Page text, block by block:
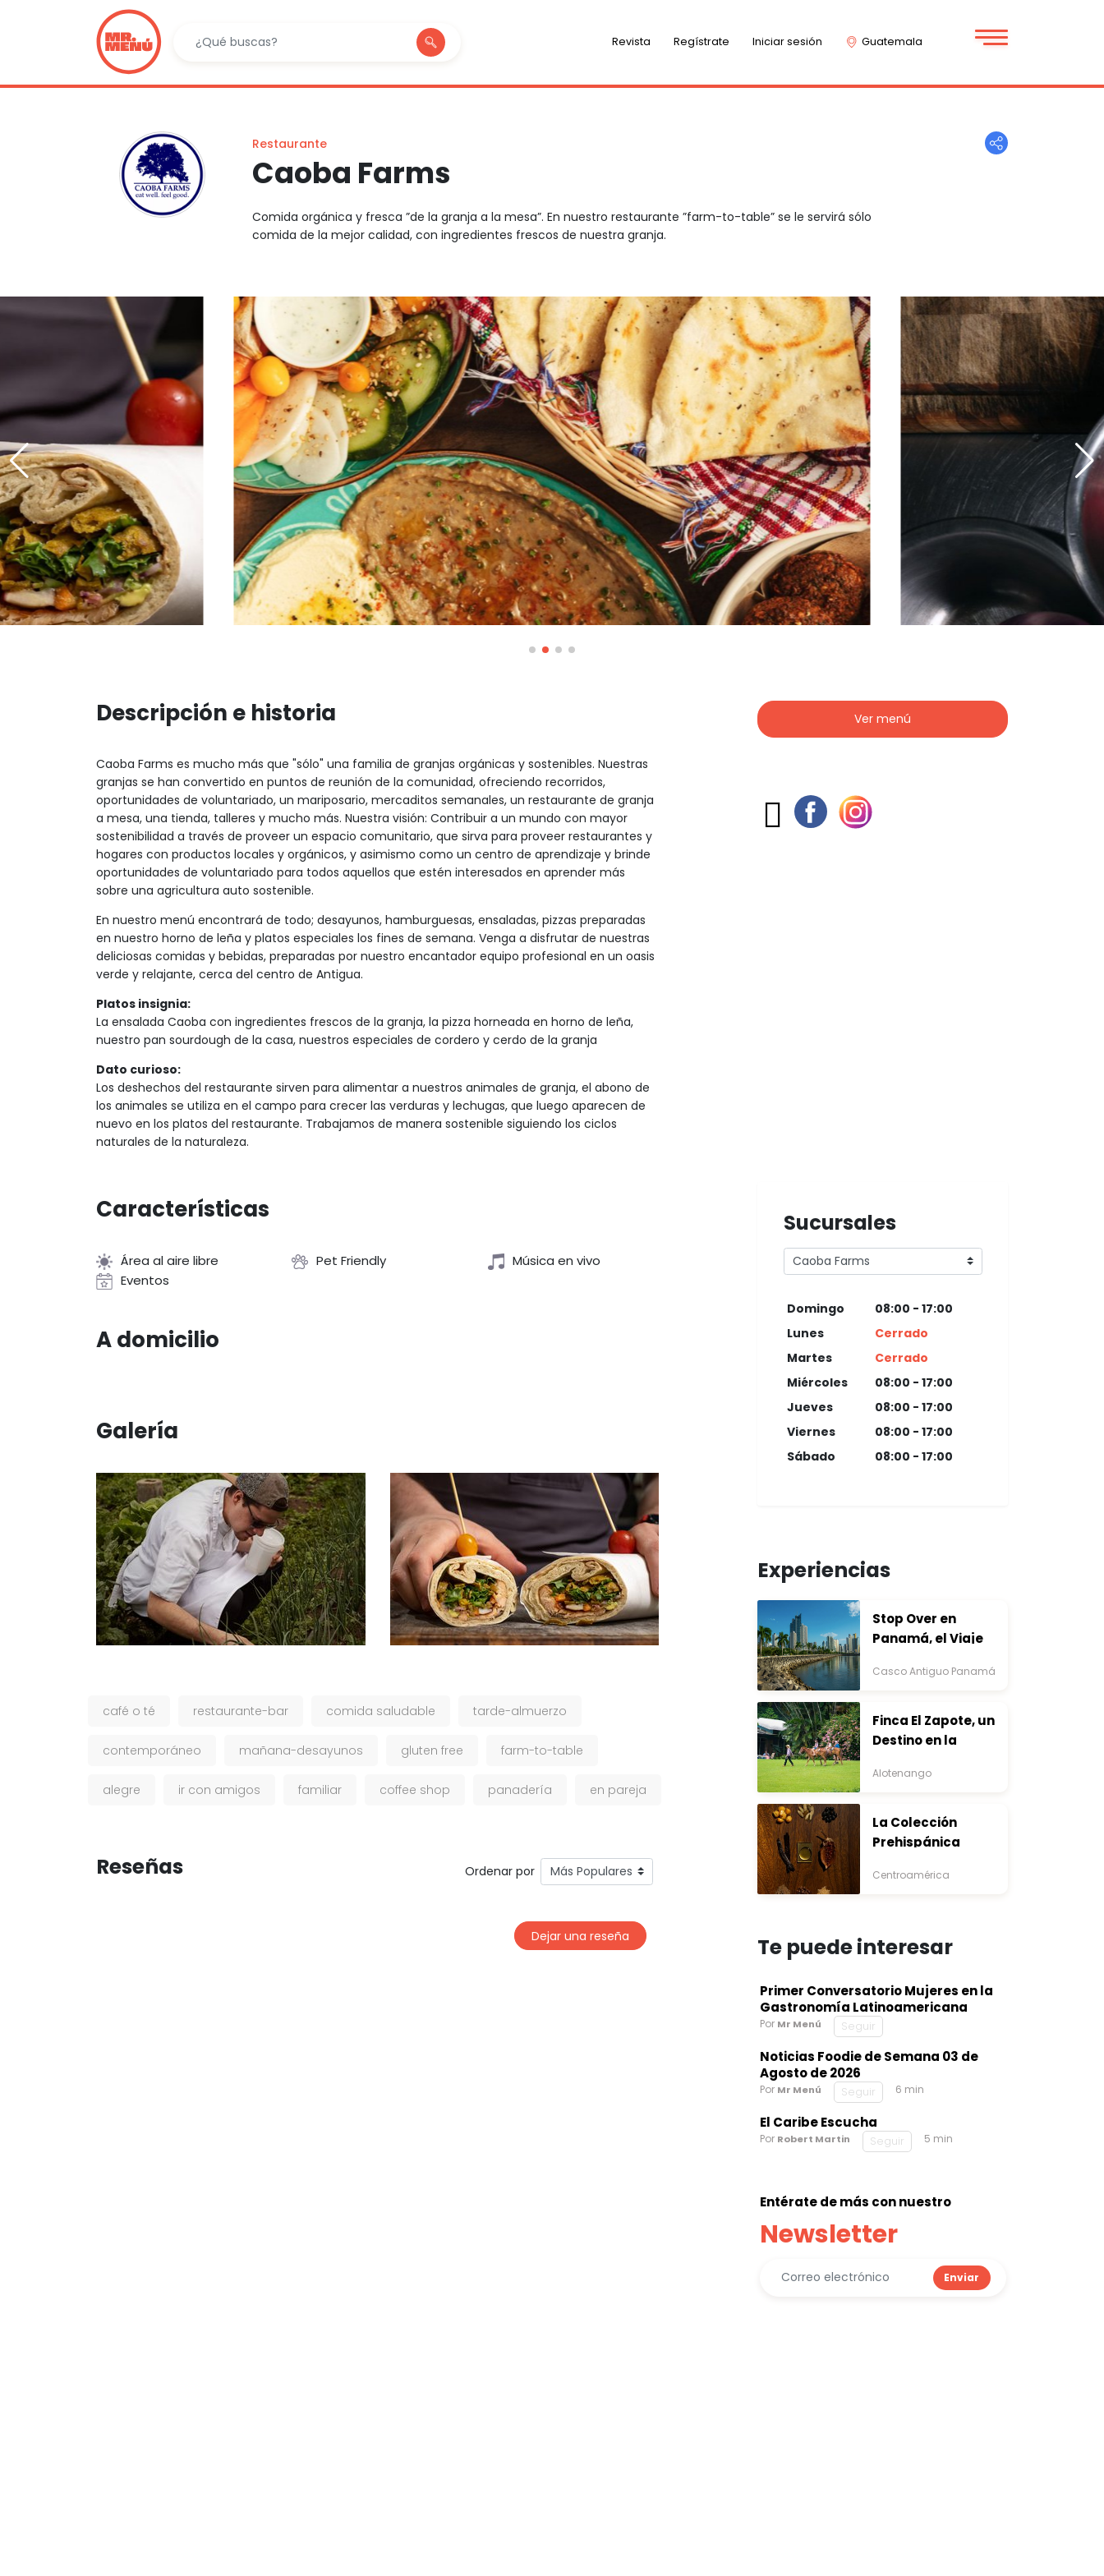
Revista Regístrate Iniciar sesión Guatemala
Restaurante
Caoba Farms
Comida orgánica y fresca ”de la granja a la mesa”. En nuestro restaurante ”farm-to-table” se le servirá sólo
comida de la mejor calidad, con ingredientes frescos de nuestra granja.
Descripción e historia
Caoba Farms es mucho más que "sólo" una familia de granjas orgánicas y sostenibles. Nuestras
granjas se han convertido en puntos de reunión de la comunidad, ofreciendo recorridos,
oportunidades de voluntariado, un mariposario, mercaditos semanales, un restaurante de granja
a mesa, una tienda, talleres y mucho más. ​Nuestra visión: Contribuir a un mundo con mayor
sostenibilidad a través de proveer un espacio comunitario, que sirva para proveer restaurantes y
hogares con productos locales y orgánicos, y asimismo como un centro de aprendizaje y brinde
oportunidades de voluntariado para todos aquellos que estén interesados en aprender más
sobre una agricultura auto sostenible.
En nuestro menú encontrará de todo; desayunos, hamburguesas, ensaladas, pizzas preparadas
en nuestro horno de leña y platos especiales los fines de semana. Venga a disfrutar de nuestras
deliciosas comidas y bebidas, preparadas por nuestro encantador equipo profesional en un oasis
verde y relajante, cerca del centro de Antigua.
Platos insignia:
La ensalada Caoba con ingredientes frescos de la granja, la pizza horneada en horno de leña,
nuestro pan sourdough de la casa, nuestros especiales de cordero y cerdo de la granja
Dato curioso:
Los deshechos del restaurante sirven para alimentar a nuestros animales de granja, el abono de
los animales se utiliza en el campo para crecer las verduras y lechugas, que luego aparecen de
nuevo en los platos del restaurante. Trabajamos de manera sostenible siguiendo los ciclos
naturales de la naturaleza.
Características
Área al aire libre Pet Friendly
Música en vivo
Eventos
A domicilio
Galería
café o té restaurante-bar comida saludable tarde-almuerzo
contemporáneo mañana-desayunos gluten free farm-to-table
alegre ir con amigos familiar coffee shop panadería en pareja
Reseñas Ordenar por
Dejar una reseña
Ver menú
Sucursales
Domingo
08:00 - 17:00
Lunes
Cerrado
Martes
Cerrado
Miércoles
08:00 - 17:00
Jueves
08:00 - 17:00
Viernes
08:00 - 17:00
Sábado
08:00 - 17:00
Experiencias
Stop Over en
Panamá, el Viaje
Destino
Casco Antiguo Panamá
Finca El Zapote, un
Destino en la
Arte y Naturaleza
Alotenango
La Colección
Prehispánica
Centroamérica
Te puede interesar
Primer Conversatorio Mujeres en la
Gastronomía Latinoamericana
Por Mr Menú Seguir
Noticias Foodie de Semana 03 de
Agosto de 2026
Por Mr Menú Seguir 6 min
El Caribe Escucha
Por Robert Martin Seguir 5 min
Entérate de más con nuestro
Newsletter
Enviar